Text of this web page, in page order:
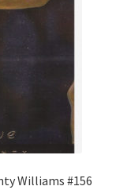
Williams #156